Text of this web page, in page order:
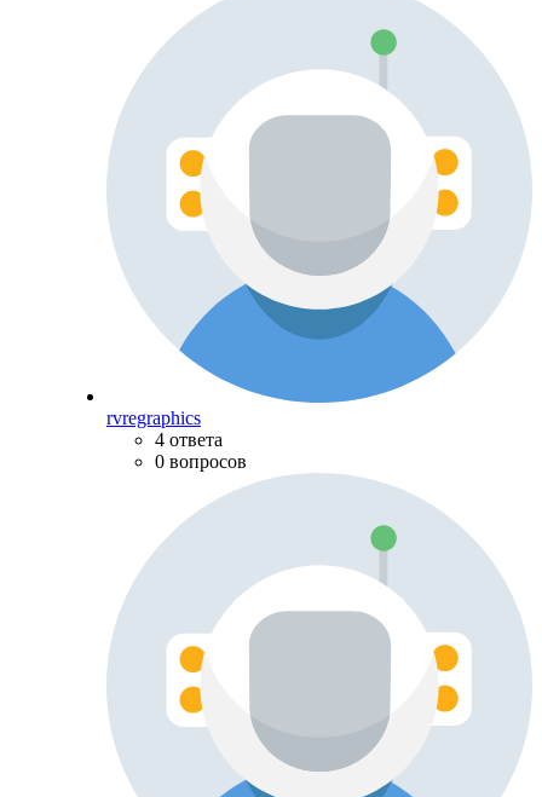
rvregraphics
4 ответа
0 вопросов